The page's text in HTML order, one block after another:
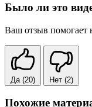
Было ли это
Ваш отзыв помогает
Да (20) Нет (2)
Похожие